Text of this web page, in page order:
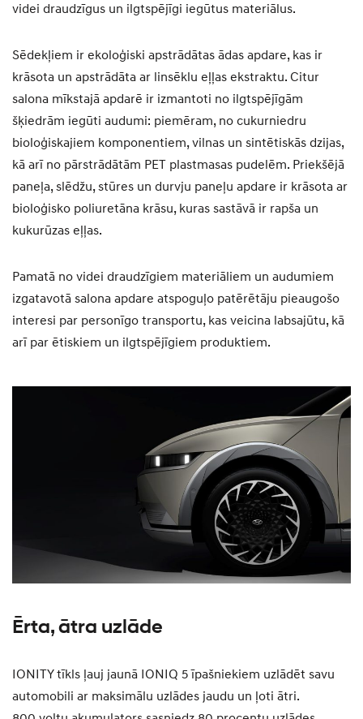
videi draudzīgus un ilgtspējīgi iegūtus materiālus.
Sēdekļiem ir ekoloģiski apstrādātas ādas apdare, kas ir
krāsota un apstrādāta ar linsēklu eļļas ekstraktu. Citur
salona mīkstajā apdarē ir izmantoti no ilgtspējīgām
šķiedrām iegūti audumi: piemēram, no cukurniedru
bioloģiskajiem komponentiem, vilnas un sintētiskās dzijas,
kā arī no pārstrādātām PET plastmasas pudelēm. Priekšējā
paneļa, slēdžu, stūres un durvju paneļu apdare ir krāsota ar
bioloģisko poliuretāna krāsu, kuras sastāvā ir rapša un
kukurūzas eļļas.
Pamatā no videi draudzīgiem materiāliem un audumiem
izgatavotā salona apdare atspoguļo patērētāju pieaugošo
interesi par personīgo transportu, kas veicina labsajūtu, kā
arī par ētiskiem un ilgtspējīgiem produktiem.
Ērta, ātra uzlāde
IONITY tīkls ļauj jaunā IONIQ 5 īpašniekiem uzlādēt savu
automobili ar maksimālu uzlādes jaudu un ļoti ātri.